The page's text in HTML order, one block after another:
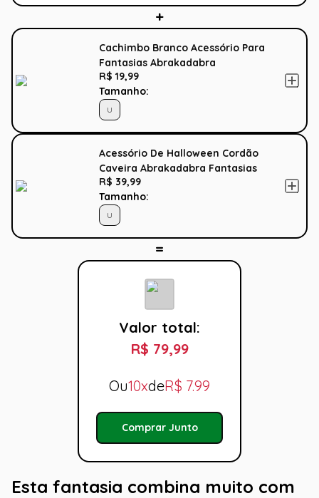
Cachimbo Branco Acessório Para
Fantasias Abrakadabra
R$ 19,99
Tamanho:
U
Acessório De Halloween Cordão
Caveira Abrakadabra Fantasias
R$ 39,99
Tamanho:
U
Valor total:
R$ 79,99
Ou10xdeR$ 7.99
Comprar Junto
Esta fantasia combina muito com